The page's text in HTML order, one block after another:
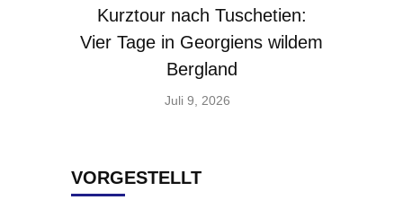
Kurztour nach Tuschetien:
Vier Tage in Georgiens wildem
Bergland
Juli 9, 2026
VORGESTELLT